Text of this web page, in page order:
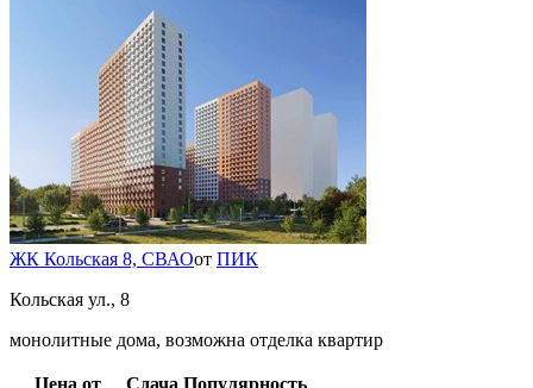
ЖК Кольская 8, СВАОот ПИК
Кольская ул., 8
монолитные дома, возможна отделка квартир